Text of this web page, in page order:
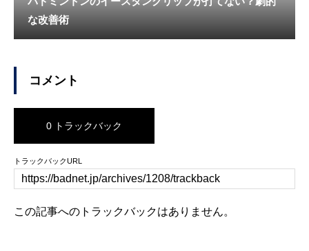
な改善術
コメント
0 トラックバック
トラックバックURL
この記事へのトラックバックはありません。